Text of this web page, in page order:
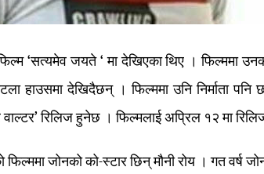
‘सत्यमेव जयते ‘ मा देखिएका थिए । फिल्ममा
हाउसमा देखिदैछन् । फिल्ममा उनि निर्माता
रिलिज हुनेछ । फिल्मलाई अप्रिल १२ मा
फिल्ममा जोनको को-स्टार छिन् मौनी रोय । गत